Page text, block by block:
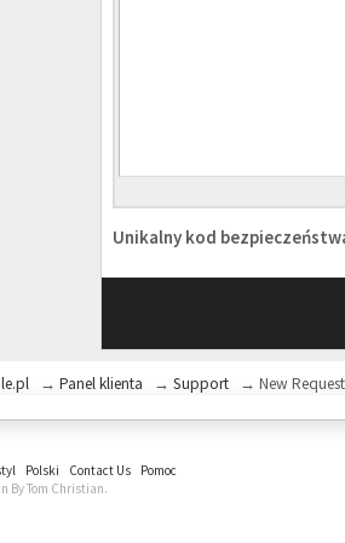
Unikalny kod
→ Panel klienta → Support → New Request
Polski Contact Us
Pomoc
By Tom Christian.